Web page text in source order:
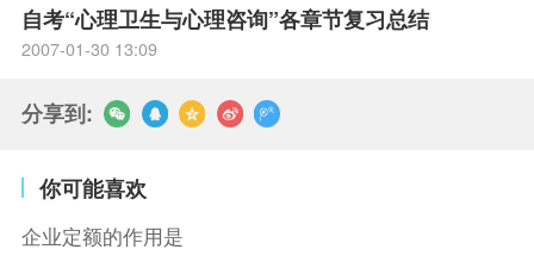
自考“心理卫生与心理咨询”各章节复习总结
2007-01-30 13:09
分享到:
你可能喜欢
企业定额的作用是